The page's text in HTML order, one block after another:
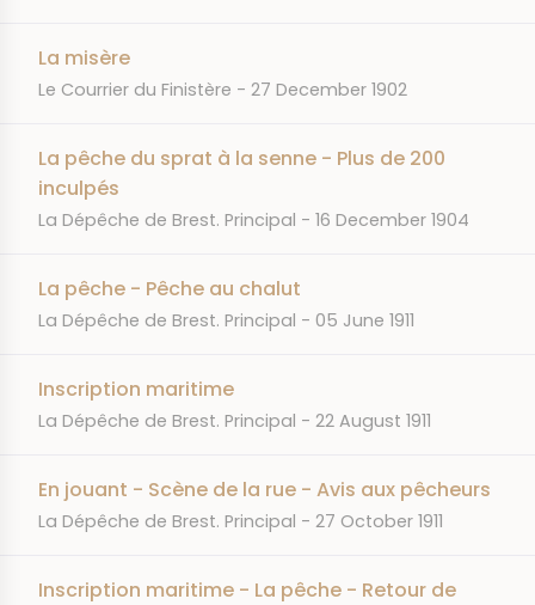
La misère
JOURNAL
Le Courrier du Finistère DATE
27 December 1902
La pêche du sprat à la senne - Plus de 200
inculpés
JOURNAL
La Dépêche de Brest. Principal DATE
16 December 1904
La pêche - Pêche au chalut
JOURNAL
La Dépêche de Brest. Principal DATE
05 June 1911
Inscription maritime
JOURNAL
La Dépêche de Brest. Principal DATE
22 August 1911
En jouant - Scène de la rue - Avis aux pêcheurs
JOURNAL
La Dépêche de Brest. Principal DATE
27 October 1911
Inscription maritime - La pêche - Retour de